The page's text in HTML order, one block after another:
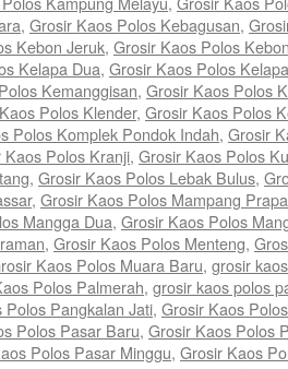
, Grosir Kaos Polos Kebagusan,
Kebon Jeruk, Grosir Kaos Polos
Kelapa Dua, Grosir Kaos Polos
Kemanggisan, Grosir Kaos Polos
Polos Klender, Grosir Kaos Polos
Polos Komplek Pondok Indah, Grosir
Kaos Polos Kranji, Grosir Kaos Polos
, Grosir Kaos Polos Lebak Bulus,
, Grosir Kaos Polos Mampang
Mangga Dua, Grosir Kaos Polos
, Grosir Kaos Polos Menteng,
Kaos Polos Muara Baru, grosir
Polos Palmerah, grosir kaos polos
Polos Pangkalan Jati, Grosir Kaos
Polos Pasar Baru, Grosir Kaos Polos
Polos Pasar Minggu, Grosir Kaos